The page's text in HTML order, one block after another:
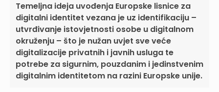
Temeljna ideja uvođenja Europske lisnice za
digitalni identitet vezana je uz identifikaciju –
utvrđivanje istovjetnosti osobe u digitalnom
okruženju – što je nužan uvjet sve veće
digitalizacije privatnih i javnih usluga te
potrebe za sigurnim, pouzdanim i jedinstvenim
digitalnim identitetom na razini Europske unije.